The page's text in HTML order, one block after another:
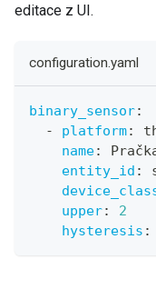
editace z UI.
configuration.yaml
binary_sensor:
-
platform:
name:
entity_id :
upper:
2
hysteresis :